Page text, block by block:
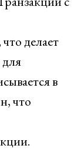
делает
в
что